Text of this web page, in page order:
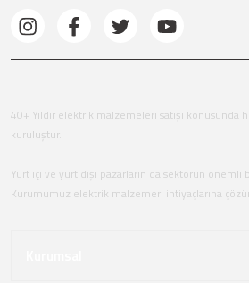
40+ Yıldır elektrik malzemeleri satışı
kuruluştur.
Yurt içi ve yurt dışı pazarların da sektörün
Kurumumuz elektrik malzemeri ihtiyaçlarına